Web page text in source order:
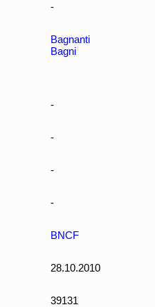
-
Bagnanti
Bagni
-
-
-
-
BNCF
28.10.2010
39131